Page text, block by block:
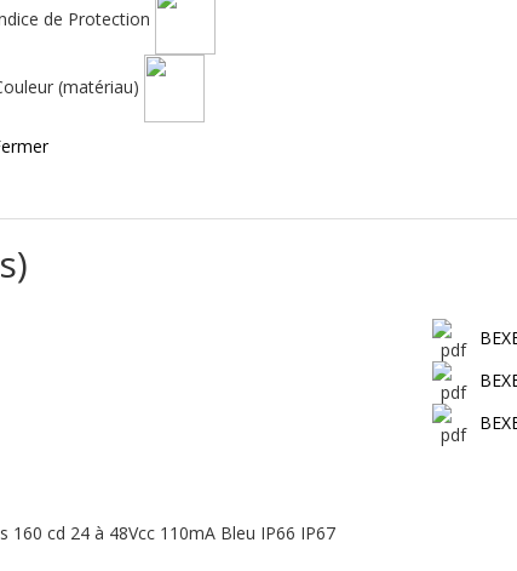
de Protection
(matériau)
160 cd 24 à 48Vcc 110mA Bleu IP66 IP67